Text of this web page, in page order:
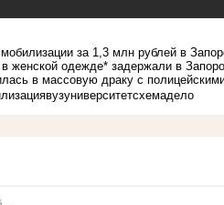
за 1,3 млн рублей в
женской одежде* задержали в
в массовую драку с
вузуниверситетсхемадело